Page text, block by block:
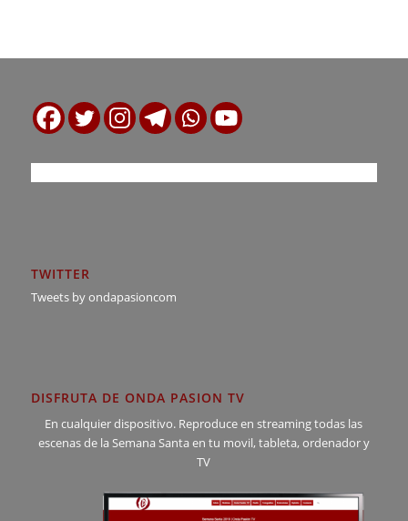
TWITTER
Tweets by ondapasioncom
DISFRUTA DE ONDA PASION TV
En cualquier dispositivo. Reproduce en streaming todas las
escenas de la Semana Santa en tu movil, tableta, ordenador y
TV